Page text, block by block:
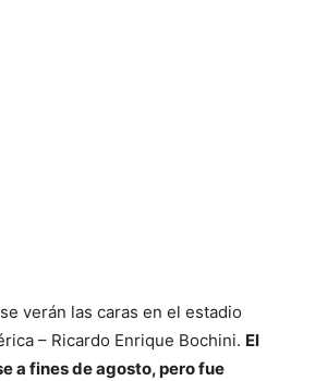
verán las caras en el estadio
– Ricardo Enrique Bochini. El
a fines de agosto, pero fue